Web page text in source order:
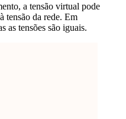
a tensão virtual pode
tensão da rede. Em
as tensões são iguais.